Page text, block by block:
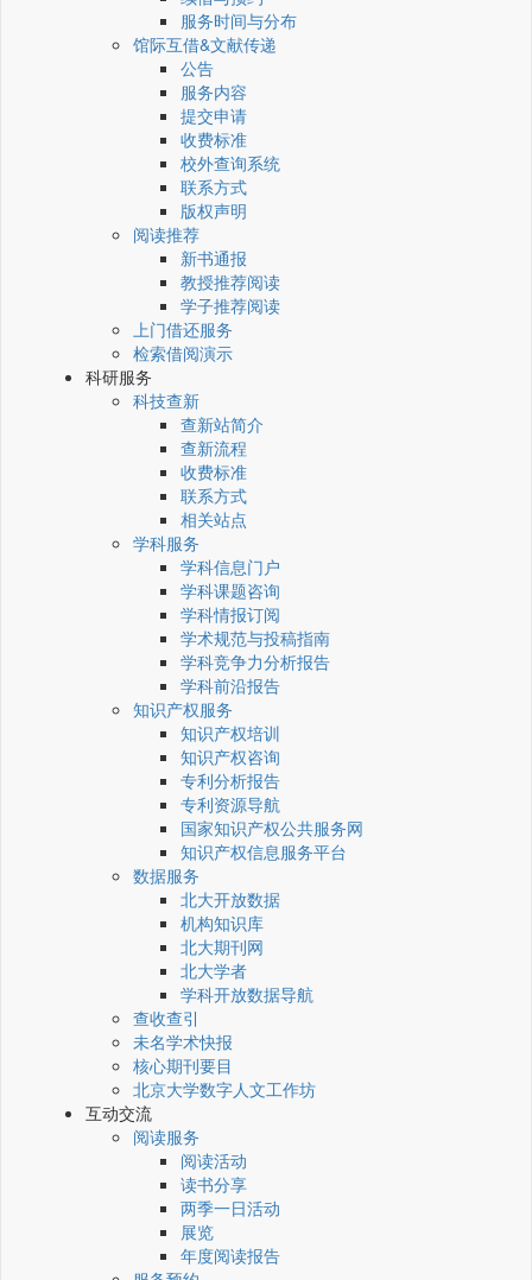
服务时间与分布
馆际互借&文献传递
公告
服务内容
提交申请
收费标准
校外查询系统
联系方式
版权声明
阅读推荐
新书通报
教授推荐阅读
学子推荐阅读
上门借还服务
检索借阅演示
科研服务
科技查新
查新站简介
查新流程
收费标准
联系方式
相关站点
学科服务
学科信息门户
学科课题咨询
学科情报订阅
学术规范与投稿指南
学科竞争力分析报告
学科前沿报告
知识产权服务
知识产权培训
知识产权咨询
专利分析报告
专利资源导航
国家知识产权公共服务网
知识产权信息服务平台
数据服务
北大开放数据
机构知识库
北大期刊网
北大学者
学科开放数据导航
查收查引
未名学术快报
核心期刊要目
北京大学数字人文工作坊
互动交流
阅读服务
阅读活动
读书分享
两季一日活动
展览
年度阅读报告